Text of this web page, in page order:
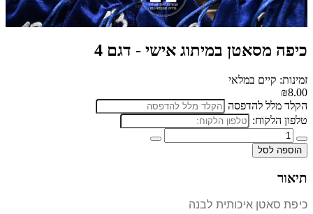
כיפה מסאטן במיתוג אישי - דגם 4
זמינות: קיים במלאי
₪8.00
הקלד מלל להדפסה
טלפון הלקוח:
הוספה לסל
תיאור
כיפת סאטן איכותית לבנה